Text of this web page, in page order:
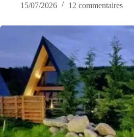
15/07/2026
12 commentaires